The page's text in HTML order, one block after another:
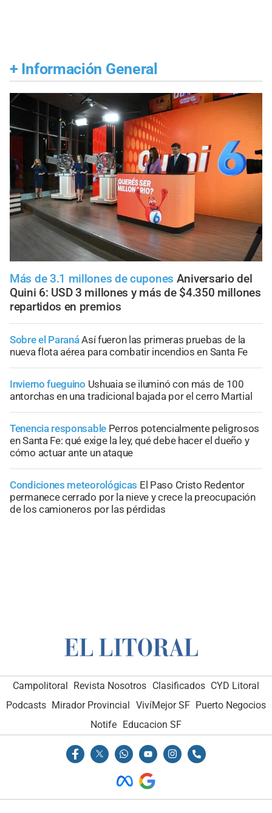
+ Información General
Más de 3.1 millones de cupones Aniversario del
Quini 6: USD 3 millones y más de $4.350 millones
repartidos en premios
Sobre el ParanáAsí fueron las primeras pruebas de la
nueva flota aérea para combatir incendios en Santa Fe
Invierno fueguino Ushuaia se iluminó con más de 100
antorchas en una tradicional bajada por el cerro Martial
Tenencia responsable Perros potencialmente peligrosos
en Santa Fe: qué exige la ley, qué debe hacer el dueño y
cómo actuar ante un ataque
Condiciones meteorológicas El Paso Cristo Redentor
permanece cerrado por la nieve y crece la preocupación
de los camioneros por las pérdidas
Campolitoral Revista Nosotros Clasificados CYD Litoral
Podcasts Mirador Provincial VivíMejor SF Puerto Negocios
Notife Educacion SF